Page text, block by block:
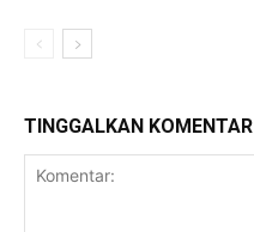
TINGGALKAN KOMENTAR